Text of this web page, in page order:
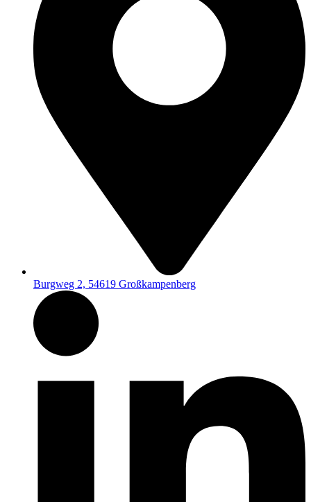
Burgweg 2, 54619 Großkampenberg